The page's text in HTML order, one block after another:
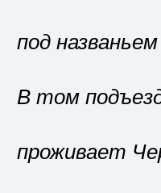
под
В том
проживает